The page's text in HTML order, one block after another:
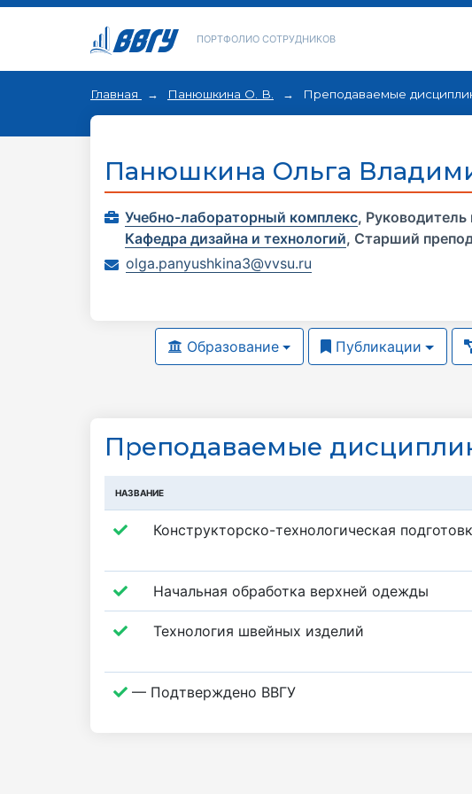
ПОРТФОЛИО СОТРУДНИКОВ
Главная Панюшкина О. В. Преподаваемые
Панюшкина Ольга
Учебно-лабораторный комплекс, Руководитель
Кафедра дизайна и технологий, Старший
olga.panyushkina3@vvsu.ru
Образование Публикации
Преподаваемые
НАЗВАНИЕ
Конструкторско-технологическая
Начальная обработка верхней одежды
Технология швейных изделий
— Подтверждено ВВГУ